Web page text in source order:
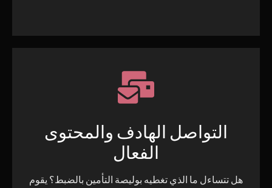
التواصل الهادف والمحتوى
الفعال
هل تتساءل ما الذي تغطيه بوليصة التأمين بالضبط؟ يقوم